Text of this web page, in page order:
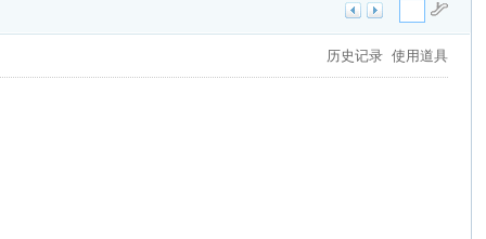
历史记录 使用道具